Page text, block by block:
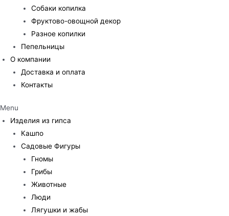
Собаки копилка
Фруктово-овощной декор
Разное копилки
Пепельницы
О компании
Доставка и оплата
Контакты
Menu
Изделия из гипса
Кашпо
Садовые Фигуры
Гномы
Грибы
Животные
Люди
Лягушки и жабы